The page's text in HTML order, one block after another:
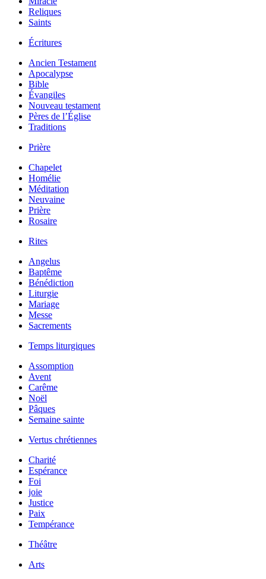
Reliques
Saints
Écritures
Ancien Testament
Apocalypse
Bible
Évangiles
Nouveau testament
Pères de l’Église
Traditions
Prière
Chapelet
Homélie
Méditation
Neuvaine
Prière
Rosaire
Rites
Angelus
Baptême
Bénédiction
Liturgie
Mariage
Messe
Sacrements
Temps liturgiques
Assomption
Avent
Carême
Noël
Pâques
Semaine sainte
Vertus chrétiennes
Charité
Espérance
Foi
joie
Justice
Paix
Tempérance
Théâtre
Arts